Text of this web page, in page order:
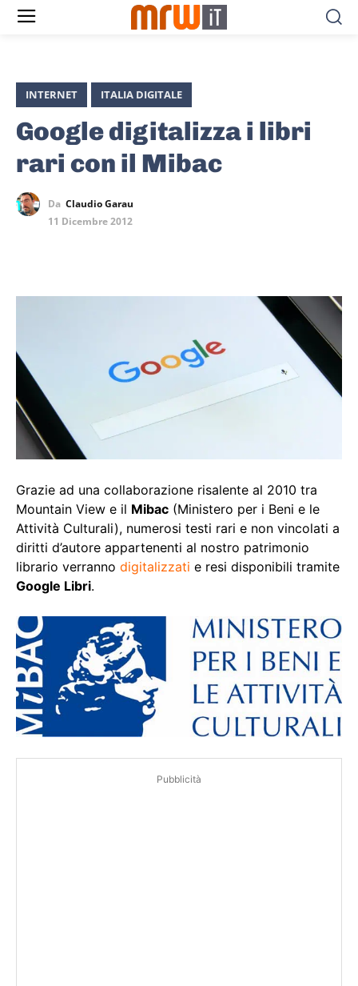
INTERNET ITALIA DIGITALE
Google digitalizza i libri
rari con il Mibac
Da Claudio Garau
11 Dicembre 2012
Grazie ad una collaborazione risalente al 2010 tra
Mountain View e il Mibac (Ministero per i Beni e le
Attività Culturali), numerosi testi rari e non vincolati a
diritti d’autore appartenenti al nostro patrimonio
librario verranno digitalizzati e resi disponibili tramite
Google Libri.
Pubblicità